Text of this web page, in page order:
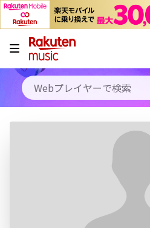
キャンペーン
料金プラン
使い方